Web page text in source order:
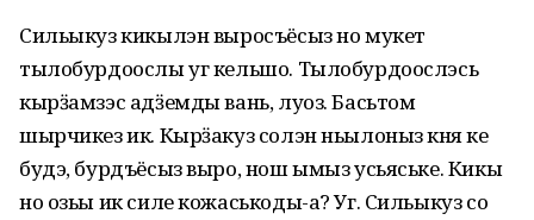
Сильыкуз кикылэн выросъёсыз но мукет
тылобурдоослы уг кельшо. Тылобурдоослэсь
кырӟамзэс адӟемды вань, луоз. Басьтом
шырчикез ик. Кырӟакуз солэн ньылоныз кӧня ке
будэ, бурдъёсыз выро, нош ымыз усьяське. Кикы
но озьы ик силе кожаськоды-а? Уг. Сильыкуз со